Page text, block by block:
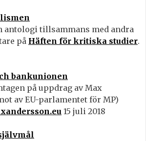
antologi tillsammans med andra
på Häften för kritiska studier.
bankunionen
på uppdrag av Max
av EU-parlamentet för MP)
15 juli 2018